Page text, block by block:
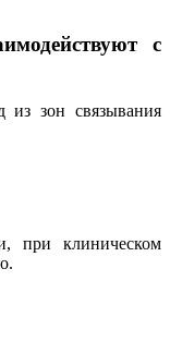
с
из зон связывания
при клиническом